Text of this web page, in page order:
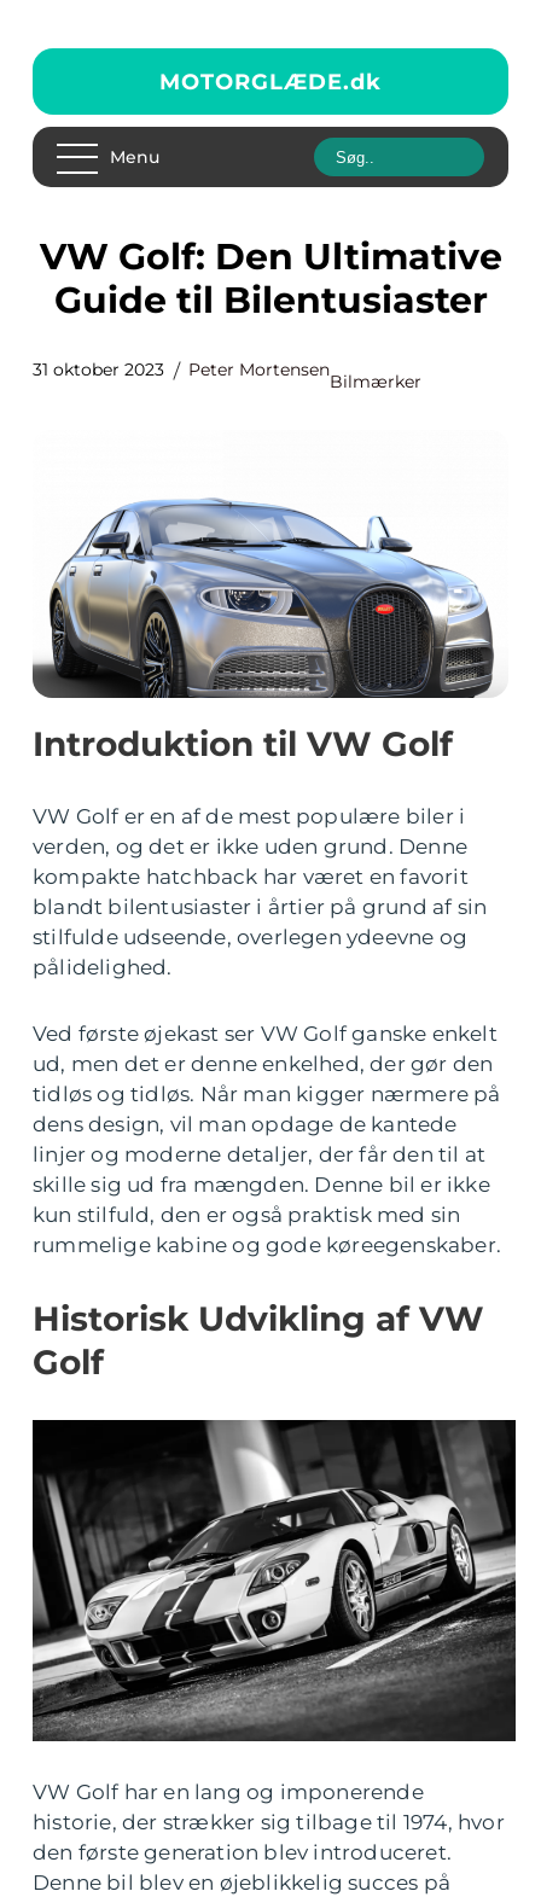
MOTORGLÆDE.dk
Menu
VW Golf: Den Ultimative
Guide til Bilentusiaster
31 oktober 2023 Peter Mortensen
Bilmærker
Introduktion til VW Golf
VW Golf er en af de mest populære biler i
verden, og det er ikke uden grund. Denne
kompakte hatchback har været en favorit
blandt bilentusiaster i årtier på grund af sin
stilfulde udseende, overlegen ydeevne og
pålidelighed.
Ved første øjekast ser VW Golf ganske enkelt
ud, men det er denne enkelhed, der gør den
tidløs og tidløs. Når man kigger nærmere på
dens design, vil man opdage de kantede
linjer og moderne detaljer, der får den til at
skille sig ud fra mængden. Denne bil er ikke
kun stilfuld, den er også praktisk med sin
rummelige kabine og gode køreegenskaber.
Historisk Udvikling af VW
Golf
VW Golf har en lang og imponerende
historie, der strækker sig tilbage til 1974, hvor
den første generation blev introduceret.
Denne bil blev en øjeblikkelig succes på